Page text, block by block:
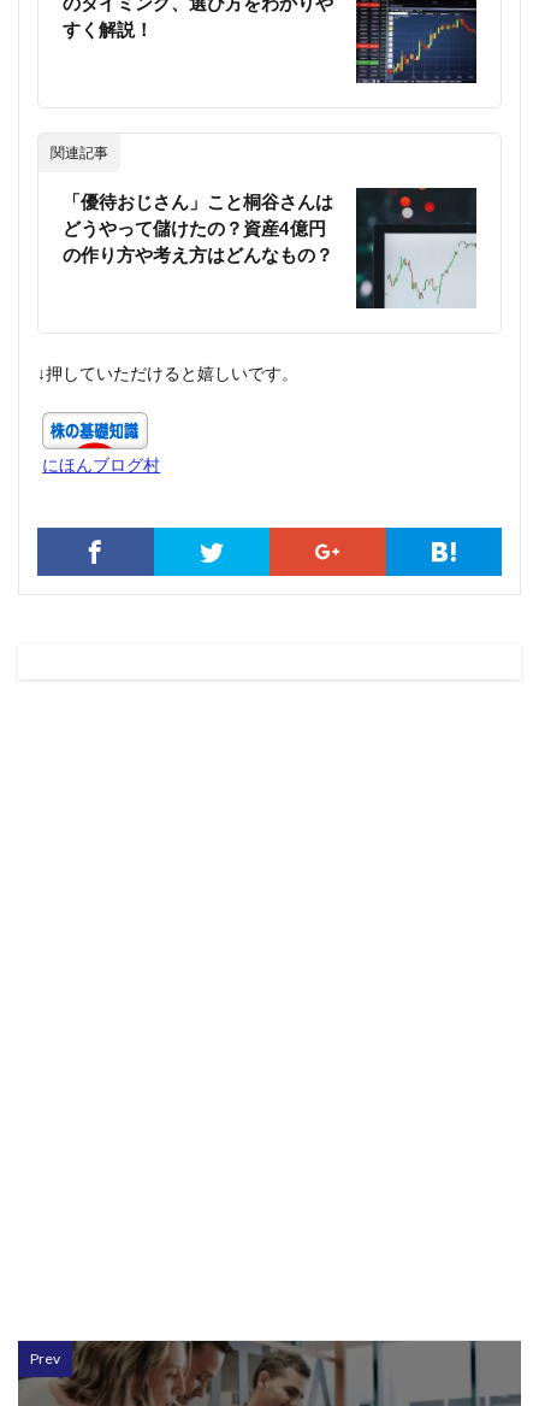
すく解説！
関連記事
「優待おじさん」こと桐谷さんは
どうやって儲けたの？資産4億円
の作り方や考え方はどんなもの？
↓押していただけると嬉しいです。
にほんブログ村
Prev